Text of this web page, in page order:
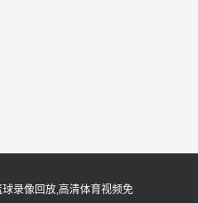
录像回放,高清体育视频免